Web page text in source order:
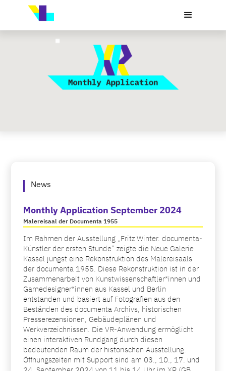
News
Monthly Application September 2024
Malereisaal der Documenta 1955
Im Rahmen der Ausstellung „Fritz Winter. documenta-
Künstler der ersten Stunde” zeigte die Neue Galerie
Kassel jüngst eine Rekonstruktion des Malereisaals
der documenta 1955. Diese Rekonstruktion ist in der
Zusammenarbeit von Kunstwissenschaftler*innen und
Gamedesigner*innen aus Kassel und Berlin
entstanden und basiert auf Fotografien aus den
Beständen des documenta Archivs, historischen
Presserezensionen, Gebäudeplänen und
Werkverzeichnissen. Die VR-Anwendung ermöglicht
einen interaktiven Rundgang durch diesen
bedeutenden Raum der historischen Ausstellung.
Öffnungszeiten mit Support sind am 03., 10., 17. und